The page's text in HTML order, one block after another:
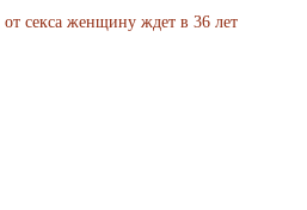
секса женщину ждет в 36 лет